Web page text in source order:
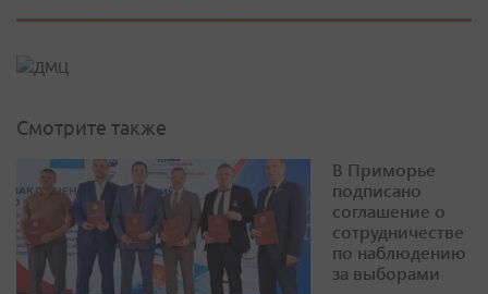
Смотрите также
В Приморье
подписано
соглашение о
сотрудничестве
по наблюдению
за выборами